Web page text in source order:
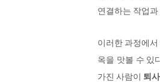
연결하는 작업
이러한 과정에
옥을 맛볼 수 있
가진 사람이 퇴사